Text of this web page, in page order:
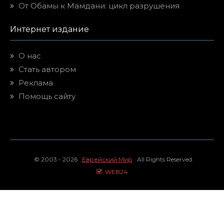
От Обамы к Мамдани: цикл разрушения
Интернет издание
О нас
Стать автором
Реклама
Помощь сайту
© 2003 - 2026 Еврейский Мир All Rights Reserved.
WEB24